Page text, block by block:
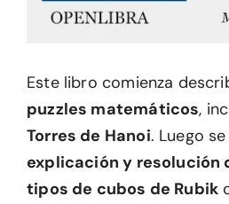
Este libro comienza
puzzles matemáticos,
Torres de Hanoi. Luego
explicación y resolución
tipos de cubos de Rubik